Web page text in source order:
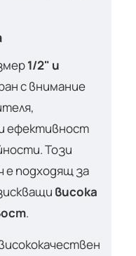
1/2" и
с внимание
ефективност
Този
е подходящ за
висока
.